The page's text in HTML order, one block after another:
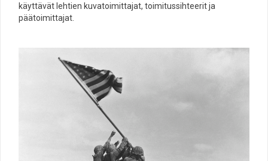
käyttävät lehtien kuvatoimittajat, toimitussihteerit ja
päätoimittajat.